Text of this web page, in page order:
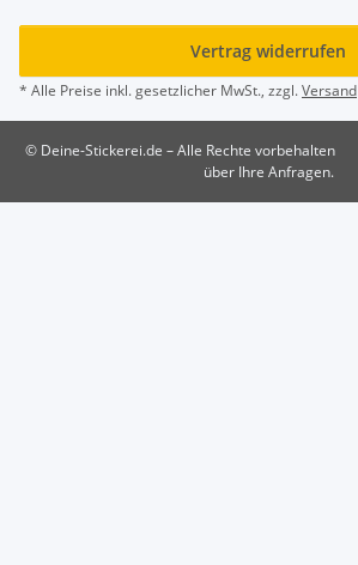
Vertrag widerrufen
* Alle Preise inkl. gesetzlicher MwSt., zzgl.Versand
© Deine-Stickerei.de – Alle Rechte vorbehalten
über Ihre Anfragen.